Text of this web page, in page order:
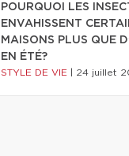
POURQUOI LES
ENVAHISSENT
MAISONS PLUS QUE
EN ÉTÉ?
STYLE DE VIE 24 juillet